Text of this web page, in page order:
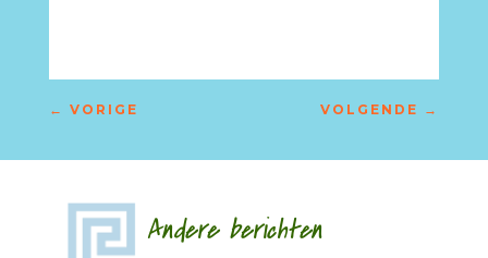
← VORIGE VOLGENDE →
Andere berichten